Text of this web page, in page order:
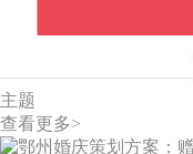
主题
查看更多>